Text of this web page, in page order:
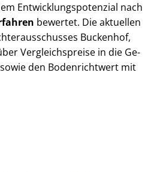
Ent­wick­lungs­po­ten­zi­al nach
bewertet. Die aktuellen
Buckenhof,
Ver­gleichs­prei­se in die Ge­
den Bodenrichtwert mit